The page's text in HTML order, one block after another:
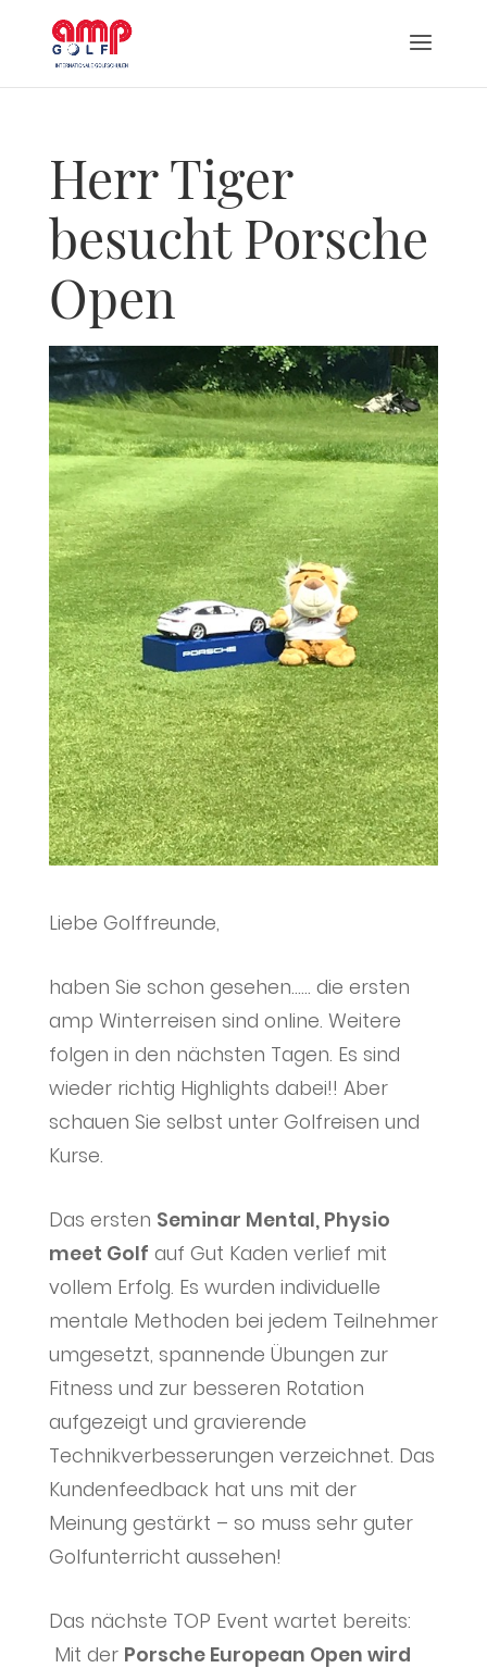
Herr Tiger
besucht Porsche
Open
Liebe Golffreunde,
haben Sie schon gesehen…… die ersten
amp Winterreisen sind online. Weitere
folgen in den nächsten Tagen. Es sind
wieder richtig Highlights dabei!! Aber
schauen Sie selbst unter Golfreisen und
Kurse.
Das ersten Seminar Mental, Physio
meet Golf auf Gut Kaden verlief mit
vollem Erfolg. Es wurden individuelle
mentale Methoden bei jedem Teilnehmer
umgesetzt, spannende Übungen zur
Fitness und zur besseren Rotation
aufgezeigt und gravierende
Technikverbesserungen verzeichnet. Das
Kundenfeedback hat uns mit der
Meinung gestärkt – so muss sehr guter
Golfunterricht aussehen!
Das nächste TOP Event wartet bereits:
Mit der Porsche European Open wird